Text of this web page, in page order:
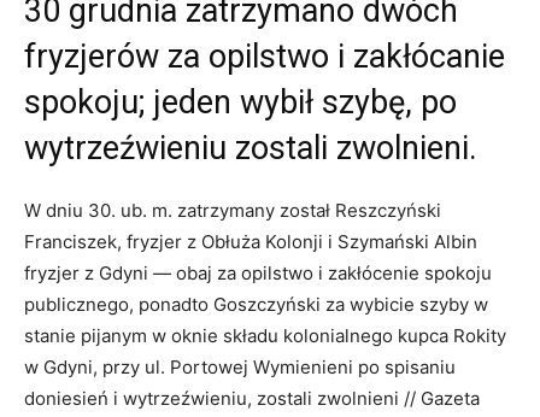
30 grudnia zatrzymano dwóch
fryzjerów za opilstwo i zakłócanie
spokoju; jeden wybił szybę, po
wytrzeźwieniu zostali zwolnieni.
W dniu 30. ub. m. zatrzymany został Reszczyński
Franciszek, fryzjer z Obłuża Kolonji i Szymański Albin
fryzjer z Gdyni — obaj za opilstwo i zakłócenie spokoju
publicznego, ponadto Goszczyński za wybicie szyby w
stanie pijanym w oknie składu kolonialnego kupca Rokity
w Gdyni, przy ul. Portowej Wymienieni po spisaniu
doniesień i wytrzeźwieniu, zostali zwolnieni // Gazeta